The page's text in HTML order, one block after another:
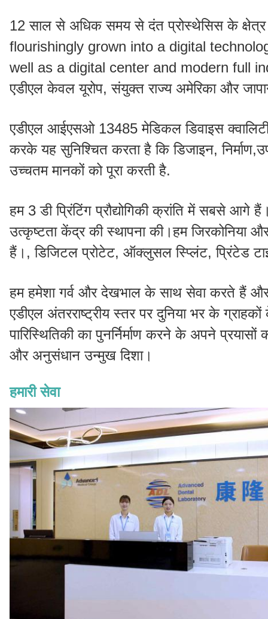
12 साल से अधिक समय से दंत प्रोस्थेसिस के
flourishingly grown into a digital
well as a digital center and modern full
एडीएल केवल यूरोप, संयुक्त राज्य अमेरिका और
एडीएल आईएसओ 13485 मेडिकल डिवाइस
करके यह सुनिश्चित करता है कि डिजाइन,
उच्चतम मानकों को पूरा करती है.
हम 3 डी प्रिंटिंग प्रौद्योगिकी क्रांति में सबसे
उत्कृष्टता केंद्र की स्थापना की।हम
हैं।, डिजिटल प्रोटेट, ऑक्लुसल स्प्लिंट, प्रिंटेड
हम हमेशा गर्व और देखभाल के साथ सेवा करते हैं
एडीएल अंतरराष्ट्रीय स्तर पर दुनिया भर के
पारिस्थितिकी का पुनर्निर्माण करने के अपने
और अनुसंधान उन्मुख दिशा।
हमारी सेवा